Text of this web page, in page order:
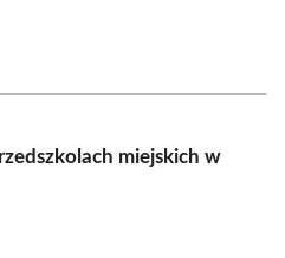
miejskich w